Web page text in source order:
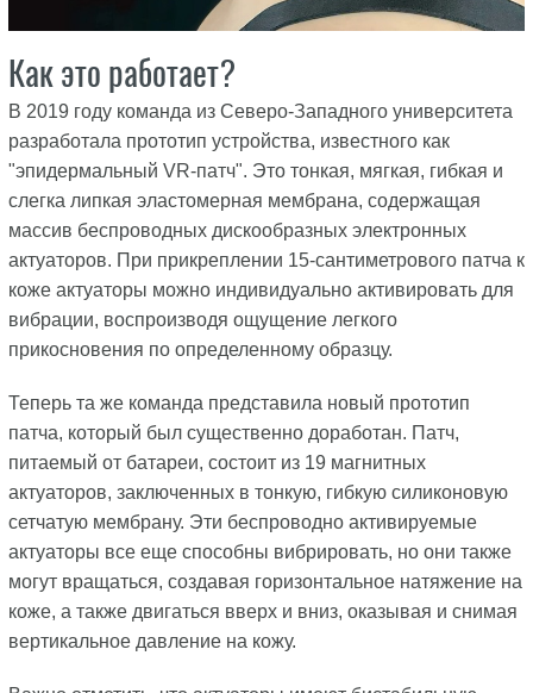
Как это работает?
В 2019 году команда из Северо-Западного университета
разработала прототип устройства, известного как
"эпидермальный VR-патч". Это тонкая, мягкая, гибкая и
слегка липкая эластомерная мембрана, содержащая
массив беспроводных дискообразных электронных
актуаторов. При прикреплении 15-сантиметрового патча к
коже актуаторы можно индивидуально активировать для
вибрации, воспроизводя ощущение легкого
прикосновения по определенному образцу.
Теперь та же команда представила новый прототип
патча, который был существенно доработан. Патч,
питаемый от батареи, состоит из 19 магнитных
актуаторов, заключенных в тонкую, гибкую силиконовую
сетчатую мембрану. Эти беспроводно активируемые
актуаторы все еще способны вибрировать, но они также
могут вращаться, создавая горизонтальное натяжение на
коже, а также двигаться вверх и вниз, оказывая и снимая
вертикальное давление на кожу.